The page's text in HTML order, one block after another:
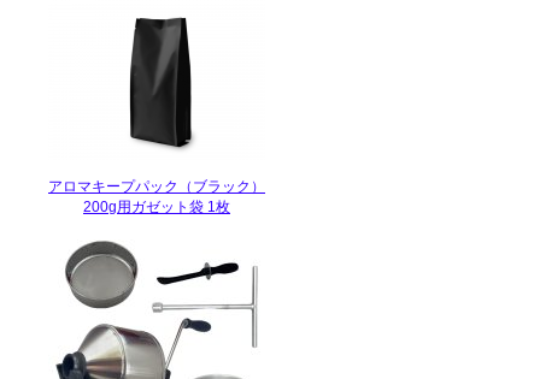
アロマキープパック（ブラック）
200g用ガゼット袋 1枚